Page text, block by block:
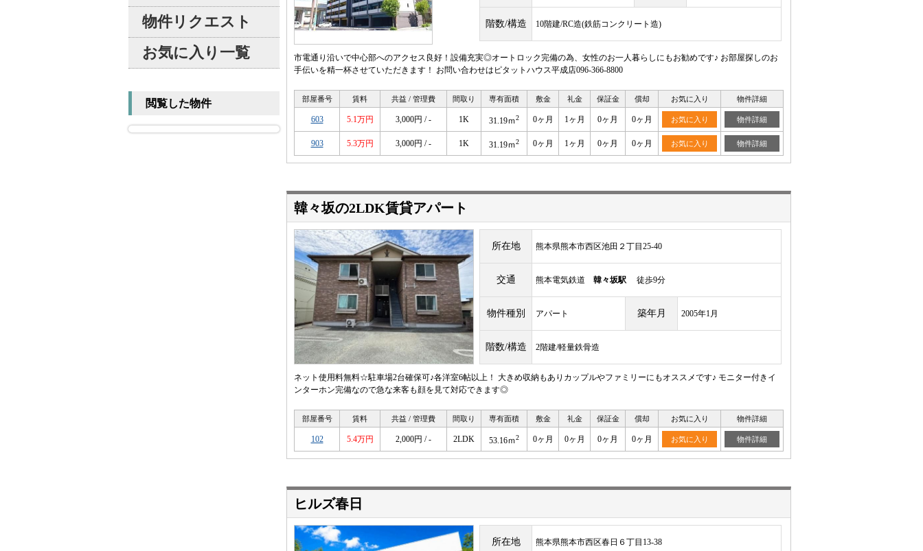
階数/構造 10階建/RC造(鉄筋コンクリート造)
市電通り沿いで中心部へのアクセス良好！設備充実◎オートロック完備の為、女性のお一人暮らしにもお勧めです♪ お部屋探しのお
手伝いを精一杯させていただきます！ お問い合わせはピタットハウス平成店096-366-8800
部屋番号 賃料 共益 / 管理費 間取り 専有面積 敷金 礼金 保証金 償却 お気に入り 物件詳細
603 5.1万円 3,000円 / - 1K 31.19ｍ2 0ヶ月 1ヶ月 0ヶ月 0ヶ月 お気に入り 物件詳細
903 5.3万円 3,000円 / - 1K 31.19ｍ2 0ヶ月 1ヶ月 0ヶ月 0ヶ月 お気に入り 物件詳細
韓々坂の2LDK賃貸アパート
所在地 熊本県熊本市西区池田２丁目25-40
交通 熊本電気鉄道 韓々坂駅 徒歩9分
物件種別 アパート 築年月 2005年1月
階数/構造 2階建/軽量鉄骨造
ネット使用料無料☆駐車場2台確保可♪各洋室6帖以上！ 大きめ収納もありカップルやファミリーにもオススメです♪ モニター付きイ
ンターホン完備なので急な来客も顔を見て対応できます◎
部屋番号 賃料 共益 / 管理費 間取り 専有面積 敷金 礼金 保証金 償却 お気に入り 物件詳細
102 5.4万円 2,000円 / - 2LDK 53.16ｍ2 0ヶ月 0ヶ月 0ヶ月 0ヶ月 お気に入り 物件詳細
ヒルズ春日
所在地 熊本県熊本市西区春日６丁目13-38
物件リクエスト
お気に入り一覧
閲覧した物件